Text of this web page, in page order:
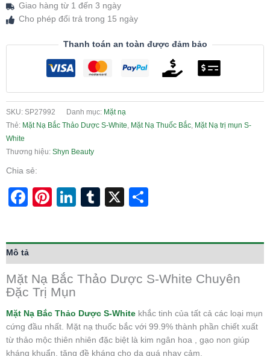
Giao hàng từ 1 đến 3 ngày
Cho phép đổi trả trong 15 ngày
Thanh toán an toàn được đảm bảo
SKU: SP27992 Danh mục: Mặt nạ
Thẻ: Mặt Nạ Bắc Thảo Dược S-White Mặt Nạ Thuốc Bắc Mặt Nạ trị mụn S-
White
Thương hiệu: Shyn Beauty
Chia sẻ:
Facebook
Pinterest
LinkedIn
Tumblr
X
Mô tả
Mặt Nạ Bắc Thảo Dược S-White Chuyên
Đặc Trị Mụn
Mặt Nạ Bắc Thảo Dược S-White khắc tinh của tất cả các loại mụn
cứng đầu nhất. Mặt nạ thuốc bắc với 99.9% thành phần chiết xuất
từ thảo mộc thiên nhiên đặc biệt là kim ngân hoa , gạo non giúp
kháng khuẩn, tăng đề kháng cho da quá nhạy cảm.